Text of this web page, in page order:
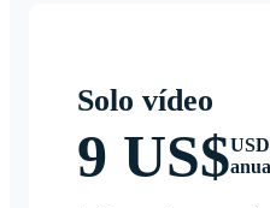
Solo vídeo
9 US$